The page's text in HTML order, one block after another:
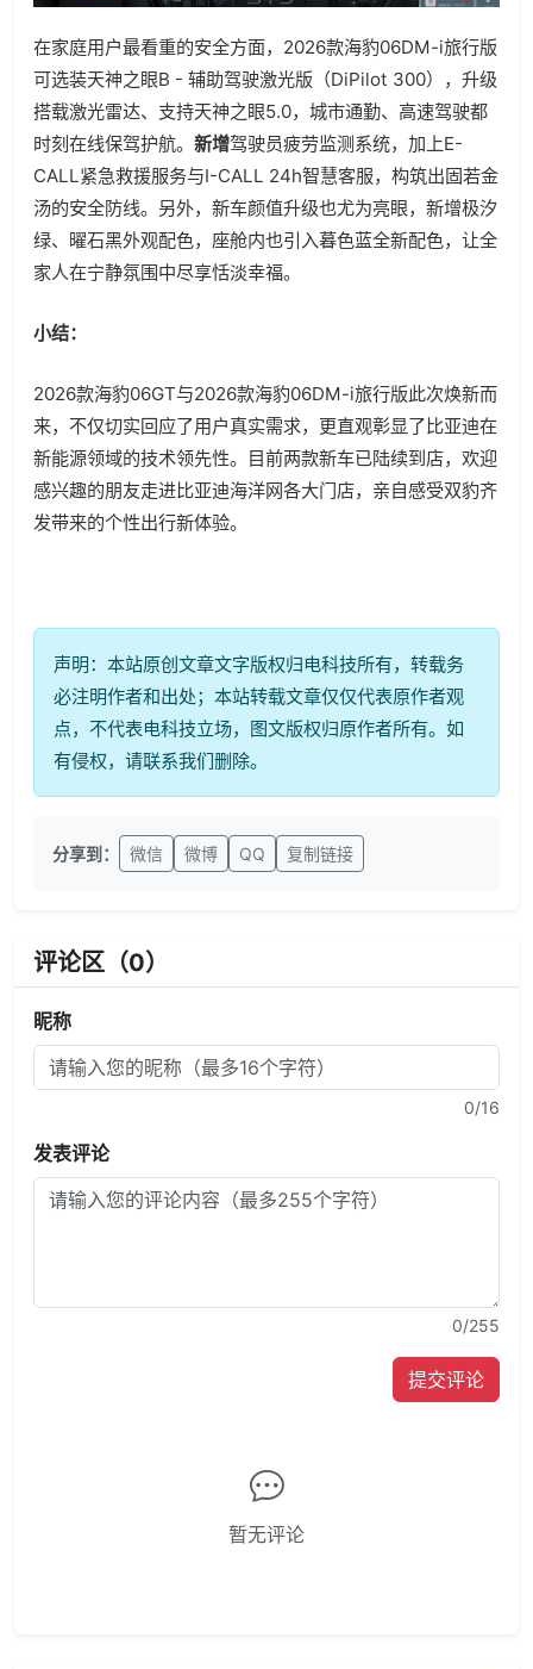
在家庭用户最看重的安全方面，2026款海豹06DM-i旅行版
可选装天神之眼B - 辅助驾驶激光版（DiPilot 300），升级
搭载激光雷达、支持天神之眼5.0，城市通勤、高速驾驶都
时刻在线保驾护航。 新增驾驶员疲劳监测系统，加上E-
CALL紧急救援服务与I-CALL 24h智慧客服，构筑出固若金
汤的安全防线。另外，新车颜值升级也尤为亮眼，新增极汐
绿、曜石黑外观配色，座舱内也引入暮色蓝全新配色，让全
家人在宁静氛围中尽享恬淡幸福。
小结：
2026款海豹06GT与2026款海豹06DM-i旅行版此次焕新而
来，不仅切实回应了用户真实需求，更直观彰显了比亚迪在
新能源领域的技术领先性。目前两款新车已陆续到店，欢迎
感兴趣的朋友走进比亚迪海洋网各大门店，亲自感受双豹齐
发带来的个性出行新体验。
声明：本站原创文章文字版权归电科技所有，转载务
必注明作者和出处；本站转载文章仅仅代表原作者观
点，不代表电科技立场，图文版权归原作者所有。如
有侵权，请联系我们删除。
分享到： 微信 微博 QQ 复制链接
评论区（0）
昵称
0/16
发表评论
0/255
提交评论
暂无评论